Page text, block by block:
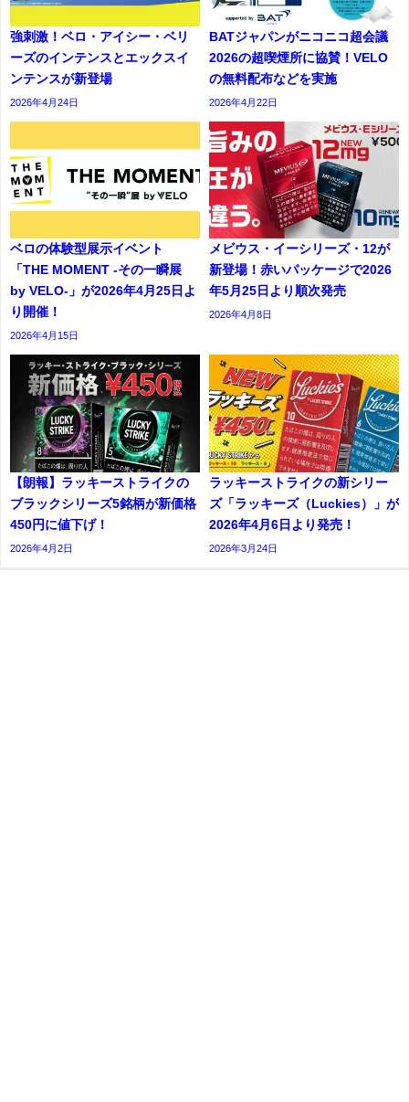
強刺激！ベロ・アイシー・ベリ
ーズのインテンスとエックスイ
ンテンスが新登場
2026年4月24日
BATジャパンがニコニコ超会議
2026の超喫煙所に協賛！VELO
の無料配布などを実施
2026年4月22日
ベロの体験型展示イベント
「THE MOMENT -その一瞬展
by VELO-」が2026年4月25日よ
り開催！
2026年4月15日
メビウス・イーシリーズ・12が
新登場！赤いパッケージで2026
年5月25日より順次発売
2026年4月8日
【朗報】ラッキーストライクの
ブラックシリーズ5銘柄が新価格
450円に値下げ！
2026年4月2日
ラッキーストライクの新シリー
ズ「ラッキーズ（Luckies）」が
2026年4月6日より発売！
2026年3月24日